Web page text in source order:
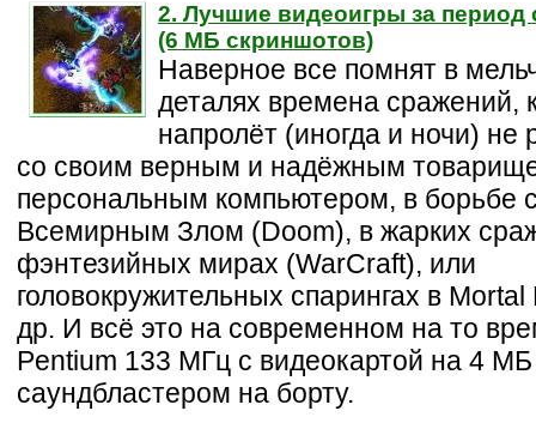
2. Лучшие видеоигры за период
(6 МБ скриншотов)
Наверное все помнят в
деталях времена сражений,
напролёт (иногда и ночи) не
со своим верным и надёжным
персональным компьютером, в борьбе
Всемирным Злом (Doom), в жарких
фэнтезийных мирах (WarCraft), или
головокружительных спарингах в
др. И всё это на современном на то
Pentium 133 МГц с видеокартой на 4
саундбластером на борту.